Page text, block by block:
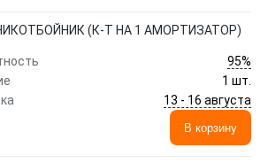
(К-Т НА 1 АМОРТИЗАТОР)
95%
1 шт.
13 - 16 августа
В корзину